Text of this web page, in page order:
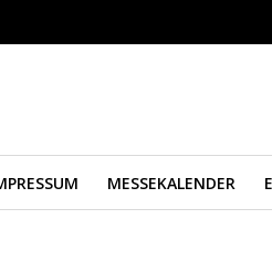
MESSEKALENDER